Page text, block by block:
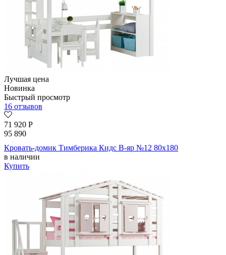
Лучшая цена
Новинка
Быстрый просмотр
16 отзывов
71 920 Р
95 890
Кровать-домик Тимберика Кидс В-яр №12 80х180
в наличии
Купить